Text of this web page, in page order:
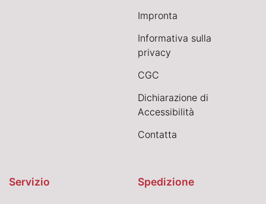
Impronta
Informativa sulla
privacy
CGC
Dichiarazione di
Accessibilità
Contatta
Servizio Spedizione